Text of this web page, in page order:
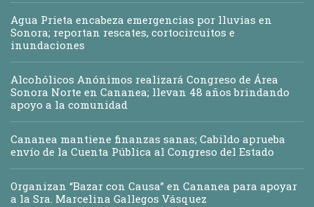
Agua Prieta encabeza emergencias por lluvias en
Sonora; reportan rescates, cortocircuitos e
inundaciones
Alcohólicos Anónimos realizará Congreso de Área
Sonora Norte en Cananea; llevan 48 años brindando
apoyo a la comunidad
Cananea mantiene finanzas sanas; Cabildo aprueba
envío de la Cuenta Pública al Congreso del Estado
Organizan “Bazar con Causa” en Cananea para apoyar
a la Sra. Marcelina Gallegos Vásquez